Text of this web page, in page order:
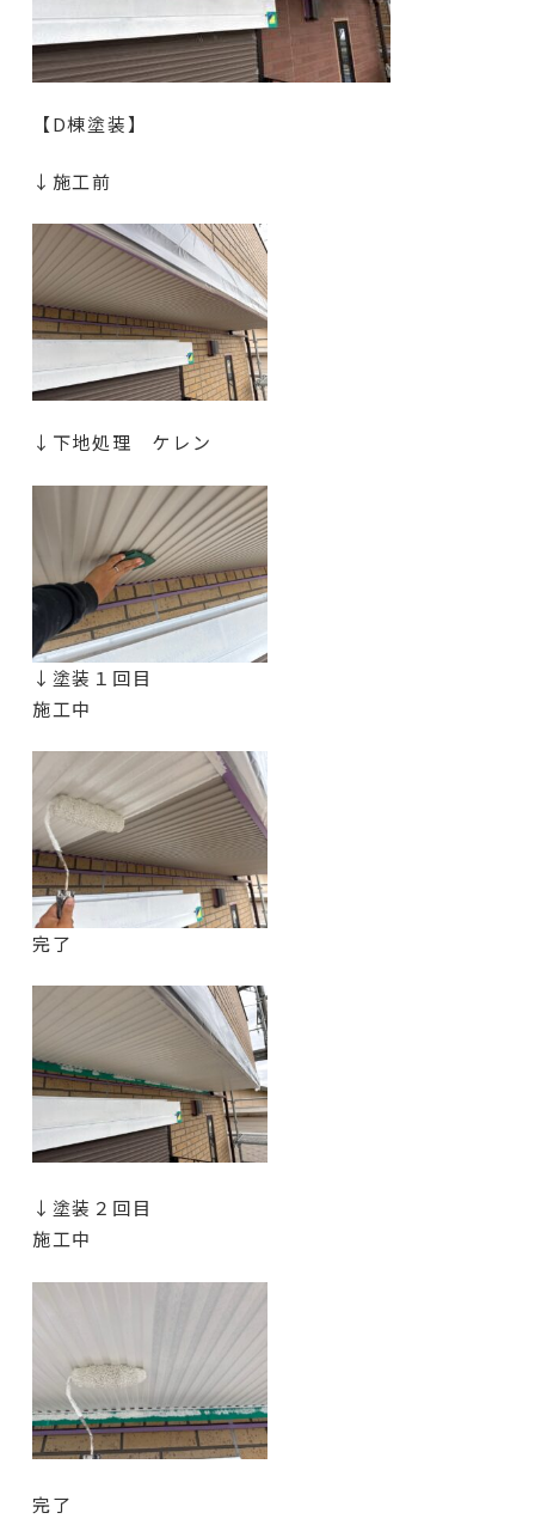
【D棟塗装】
↓施工前
↓下地処理 ケレン
↓塗装１回目
施工中
完了
↓塗装２回目
施工中
完了